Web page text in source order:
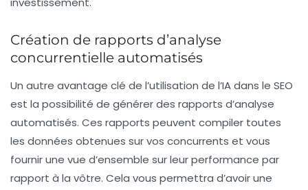
Création de rapports d’analyse
concurrentielle automatisés
Un autre avantage clé de l’utilisation de l’IA dans le SEO
est la possibilité de générer des rapports d’analyse
automatisés. Ces rapports peuvent compiler toutes
les données obtenues sur vos concurrents et vous
fournir une vue d’ensemble sur leur performance par
rapport à la vôtre. Cela vous permettra d’avoir une